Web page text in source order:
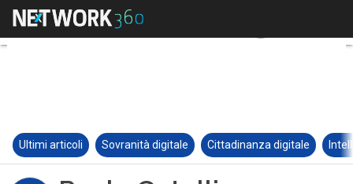
Ultimi articoli Sovranità digitale Cittadinanza digitale